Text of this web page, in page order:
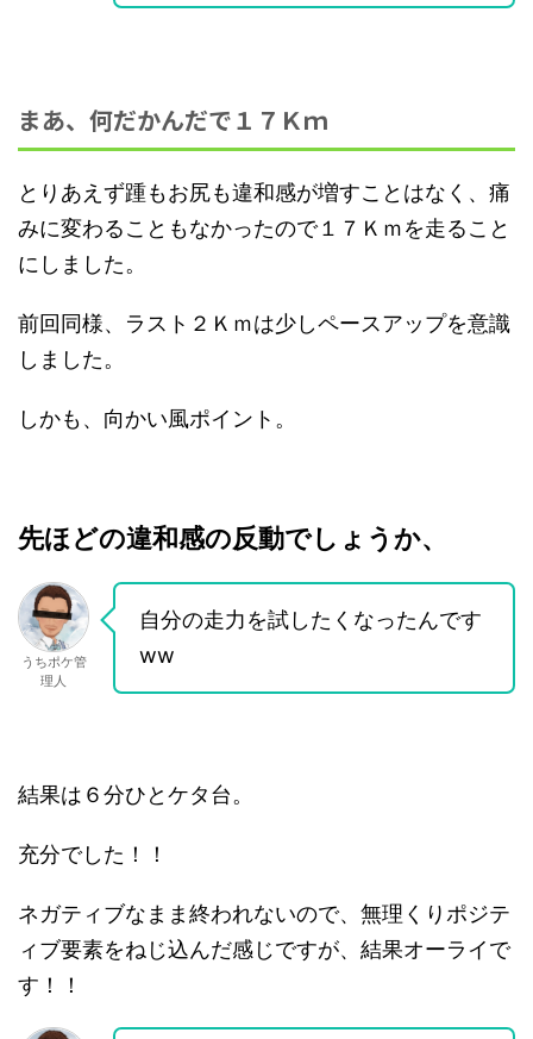
まあ、何だかんだで１７Ｋｍ
とりあえず踵もお尻も違和感が増すことはなく、痛
みに変わることもなかったので１７Ｋｍを走ること
にしました。
前回同様、ラスト２Ｋｍは少しペースアップを意識
しました。
しかも、向かい風ポイント。
先ほどの違和感の反動でしょうか、
うちポケ管
理人
自分の走力を試したくなったんです
ww
結果は６分ひとケタ台。
充分でした！！
ネガティブなまま終われないので、無理くりポジテ
ィブ要素をねじ込んだ感じですが、結果オーライで
す！！